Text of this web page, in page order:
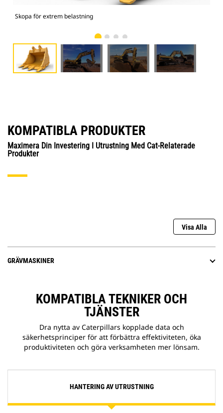
Skopa för extrem belastning
KOMPATIBLA PRODUKTER
Maximera Din Investering I Utrustning Med Cat-Relaterade
Produkter
Visa Alla
GRÄVMASKINER
KOMPATIBLA TEKNIKER OCH
TJÄNSTER
Dra nytta av Caterpillars kopplade data och
säkerhetsprinciper för att förbättra effektiviteten, öka
produktiviteten och göra verksamheten mer lönsam.
HANTERING AV UTRUSTNING